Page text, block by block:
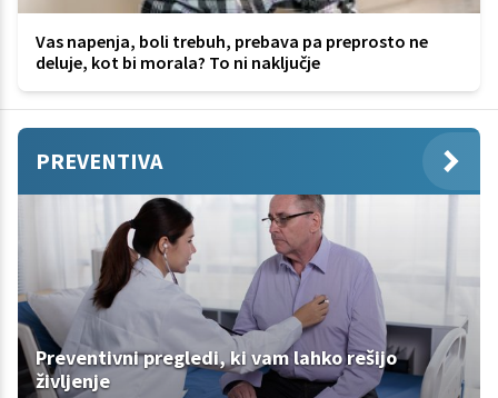
Vas napenja, boli trebuh, prebava pa preprosto ne
deluje, kot bi morala? To ni naključje
PREVENTIVA
Preventivni pregledi, ki vam lahko rešijo
življenje